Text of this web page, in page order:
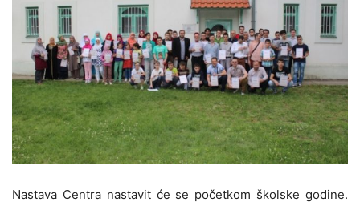
Nastava Centra nastavit će se početkom školske godine.